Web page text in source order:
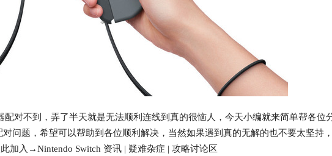
不到，弄了半天就是无法顺利连线到真的很恼人，今天小编就来简单帮各位
对问题，希望可以帮助到各位顺利解决，当然如果遇到真的无解的也不要太坚持
加入→Nintendo Switch 资讯 | 疑难杂症 | 攻略讨论区